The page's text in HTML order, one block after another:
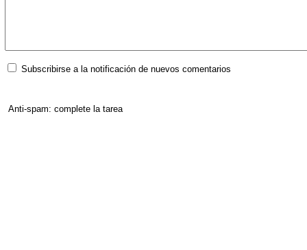
Subscribirse a la notificación de nuevos comentarios
Anti-spam: complete la tarea